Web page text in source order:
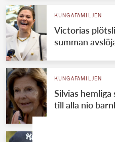
KUNGAFAMILJEN
Victorias
summan
KUNGAFAMILJEN
Silvias
till alla nio